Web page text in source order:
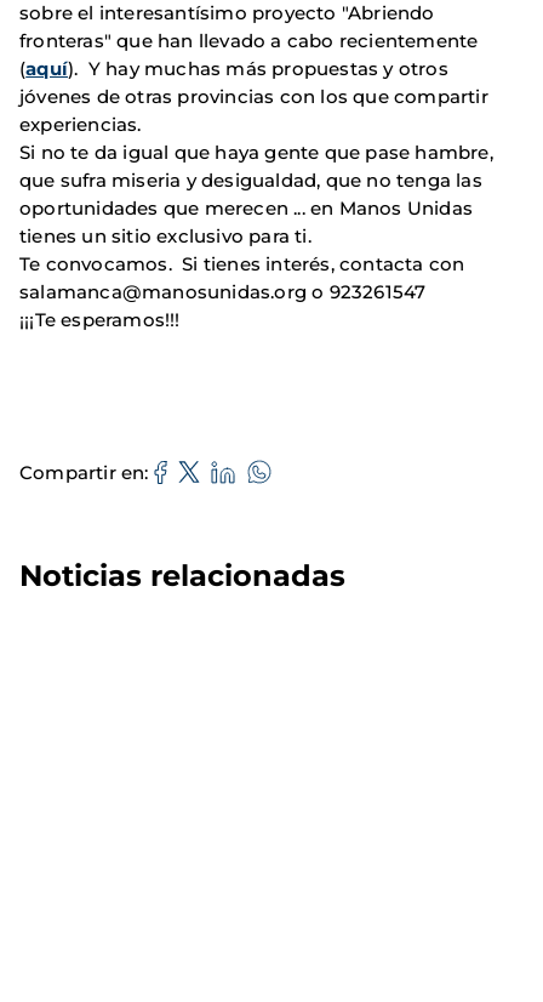
sobre el interesantísimo proyecto "Abriendo
fronteras" que han llevado a cabo recientemente
(aquí). Y hay muchas más propuestas y otros
jóvenes de otras provincias con los que compartir
experiencias.
Si no te da igual que haya gente que pase hambre,
que sufra miseria y desigualdad, que no tenga las
oportunidades que merecen ... en Manos Unidas
tienes un sitio exclusivo para ti.
Te convocamos. Si tienes interés, contacta con
salamanca@manosunidas.org o 923261547
¡¡¡Te esperamos!!!
Compartir en
Noticias relacionadas